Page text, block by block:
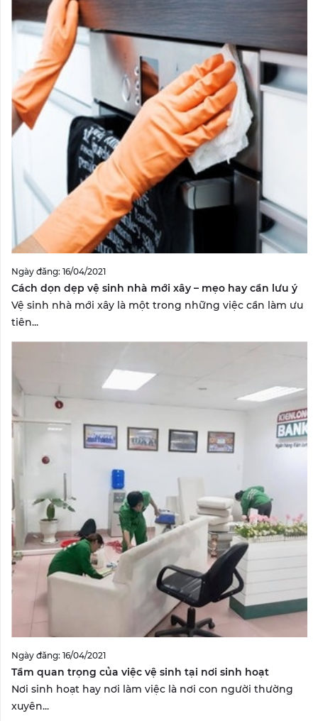
Ngày đăng: 16/04/2021
Cách dọn dẹp vệ sinh nhà mới xây – mẹo hay cần lưu ý
Vệ sinh nhà mới xây là một trong những việc cần làm ưu
tiên...
Ngày đăng: 16/04/2021
Tầm quan trọng của việc vệ sinh tại nơi sinh hoạt
Nơi sinh hoạt hay nơi làm việc là nơi con người thường
xuyên...